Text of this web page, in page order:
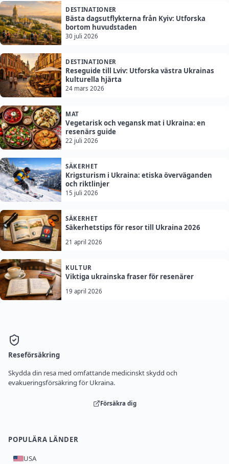
DESTINATIONER
Bästa dagsutflykterna från Kyiv: Utforska
bortom huvudstaden
30 juli 2026
DESTINATIONER
Reseguide till Lviv: Utforska västra Ukrainas
kulturella hjärta
24 mars 2026
MAT
Vegetarisk och vegansk mat i Ukraina: en
resenärs guide
22 juli 2026
SÄKERHET
Krigsturism i Ukraina: etiska överväganden
och riktlinjer
15 juli 2026
SÄKERHET
Säkerhetstips för resor till Ukraina 2026
21 april 2026
KULTUR
Viktiga ukrainska fraser för resenärer
19 april 2026
Reseförsäkring
Skydda din resa med omfattande medicinskt skydd och
evakueringsförsäkring för Ukraina.
Försäkra dig
POPULÄRA LÄNDER
USA